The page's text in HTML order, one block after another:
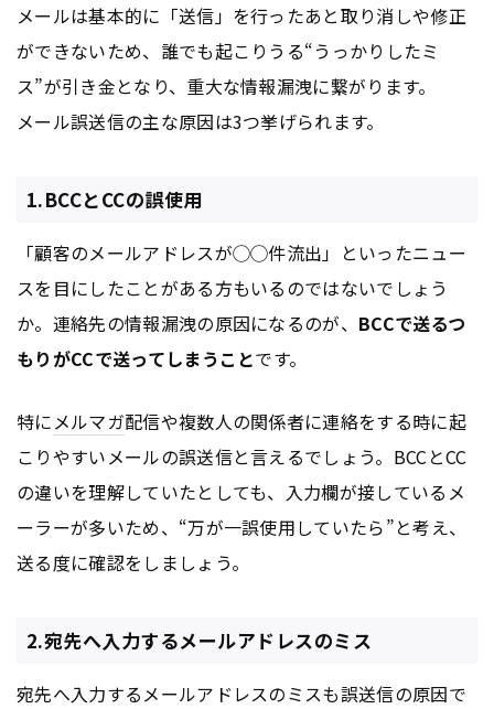
メールは基本的に「送信」を行ったあと取り消しや修正
ができないため、誰でも起こりうる“うっかりしたミ
ス”が引き金となり、重大な情報漏洩に繋がります。
メール誤送信の主な原因は3つ挙げられます。
1.BCCとCCの誤使用
「顧客のメールアドレスが◯◯件流出」といったニュー
スを目にしたことがある方もいるのではないでしょう
か。連絡先の情報漏洩の原因になるのが、 BCCで送るつ
もりがCCで送ってしまうことです。
特にメルマガ配信や複数人の関係者に連絡をする時に起
こりやすいメールの誤送信と言えるでしょう。BCCとCC
の違いを理解していたとしても、入力欄が接しているメ
ーラーが多いため、“万が一誤使用していたら”と考え、
送る度に確認をしましょう。
2.宛先へ入力するメールアドレスのミス
宛先へ入力するメールアドレスのミスも誤送信の原因で